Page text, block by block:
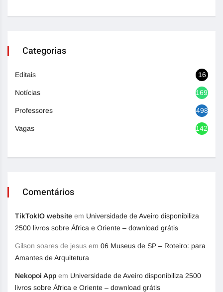
Categorias
Editais 16
Notícias 1692
Professores 498
Vagas 1420
Comentários
TikTokIO website em Universidade de Aveiro disponibiliza
2500 livros sobre África e Oriente – download grátis
Gilson soares de jesus em 06 Museus de SP – Roteiro: para
Amantes de Arquitetura
Nekopoi App em Universidade de Aveiro disponibiliza 2500
livros sobre África e Oriente – download grátis